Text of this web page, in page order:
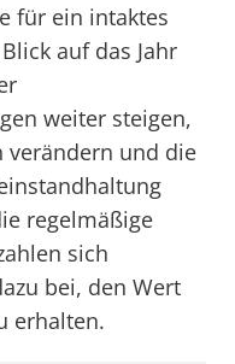
für ein intaktes
auf das Jahr
weiter steigen,
verändern und die
regelmäßige
sich
bei, den Wert
erhalten.